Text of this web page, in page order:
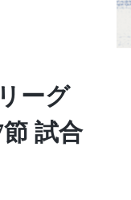
ーグ
試合